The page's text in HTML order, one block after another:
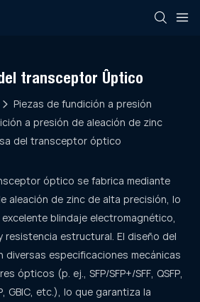
transceptor óptico
Piezas de fundición a presión
a presión de aleación de zinc
del transceptor óptico
óptico se fabrica mediante
aleación de zinc de alta precisión, lo
blindaje electromagnético,
resistencia estructural. El diseño del
especificaciones mecánicas
ópticos (p. ej., SFP/SFP+/SFF, QSFP,
GBIC, etc.), lo que garantiza la